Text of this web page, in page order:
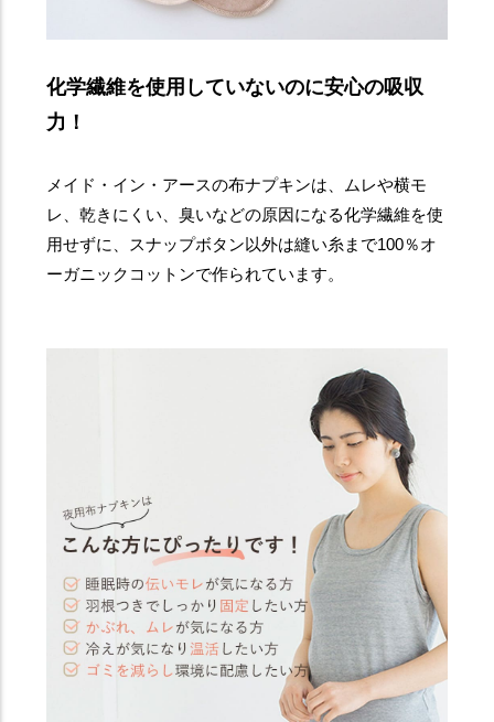
化学繊維を使用していないのに安心の吸収
力！
メイド・イン・アースの布ナプキンは、ムレや横モ
レ、乾きにくい、臭いなどの原因になる化学繊維を使
用せずに、スナップボタン以外は縫い糸まで100％オ
ーガニックコットンで作られています。